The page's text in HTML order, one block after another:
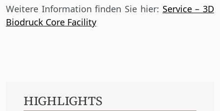
Weitere Information finden Sie hier: Service – 3D
Biodruck Core Facility
HIGHLIGHTS